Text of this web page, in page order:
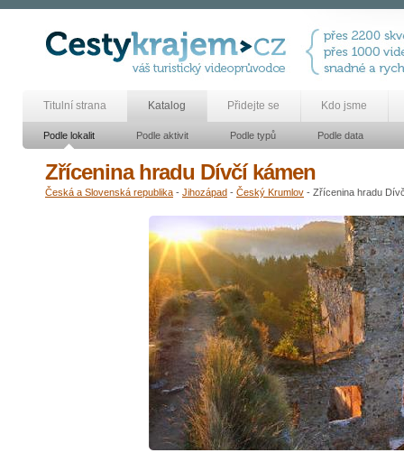
Titulní strana Katalog Přidejte se Kdo jsme
Podle lokalit Podle aktivit Podle typů Podle data
Zřícenina hradu Dívčí kámen
Česká a Slovenská republika - Jihozápad - Český Krumlov - Zřícenina hradu